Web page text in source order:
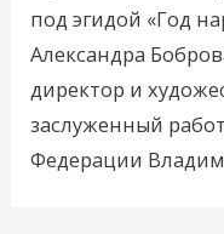
под эгидой «Год
Александра
директор и
заслуженный
Федерации